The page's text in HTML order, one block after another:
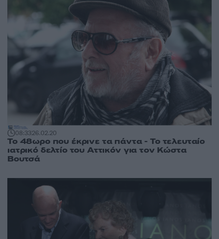
08:3326.02.20
Το 48ωρο που έκρινε τα πάντα - Το τελευταίο
ιατρικό δελτίο του Αττικόν για τον Κώστα
Βουτσά